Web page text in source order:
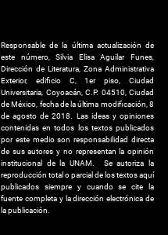
Responsable de la última actualización de
este número, Silvia Elisa Aguilar Funes,
Dirección de Literatura, Zona Administrativa
Exterior, edificio C, 1er piso, Ciudad
Universitaria, Coyoacán, C.P. 04510, Ciudad
de México, fecha de la última modificación, 8
de agosto de 2018. Las ideas y opiniones
contenidas en todos los textos publicados
por este medio son responsabilidad directa
de sus autores y no representan la opinión
institucional de la UNAM. Se autoriza la
reproducción total o parcial de los textos aquí
publicados siempre y cuando se cite la
fuente completa y la dirección electrónica de
la publicación.